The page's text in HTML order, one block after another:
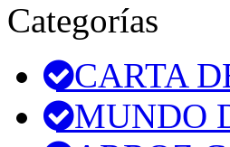
Categorías
CARTA
MUNDO